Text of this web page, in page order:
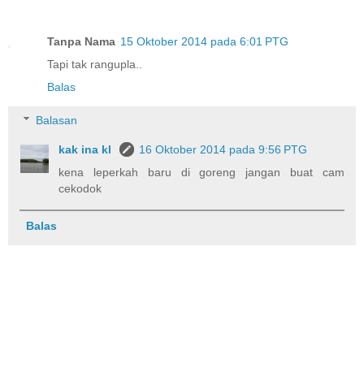
Tanpa Nama 15 Oktober 2014 pada 6:01 PTG
Tapi tak rangupla..
Balas
Balasan
kak ina kl
16 Oktober 2014 pada 9:56 PTG
kena leperkah baru di goreng jangan buat cam
cekodok
Balas